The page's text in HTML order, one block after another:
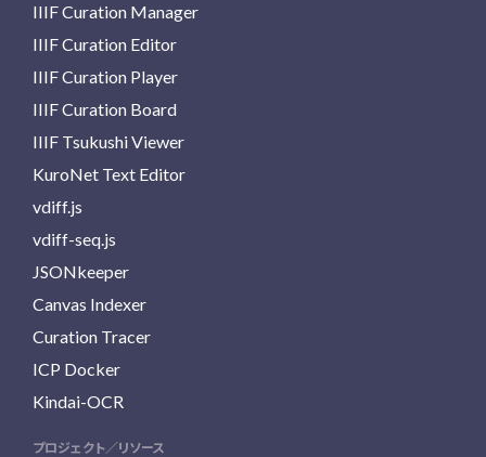
IIIF Curation Manager
IIIF Curation Editor
IIIF Curation Player
IIIF Curation Board
IIIF Tsukushi Viewer
KuroNet Text Editor
vdiff.js
vdiff-seq.js
JSONkeeper
Canvas Indexer
Curation Tracer
ICP Docker
Kindai-OCR
プロジェクト／リソース